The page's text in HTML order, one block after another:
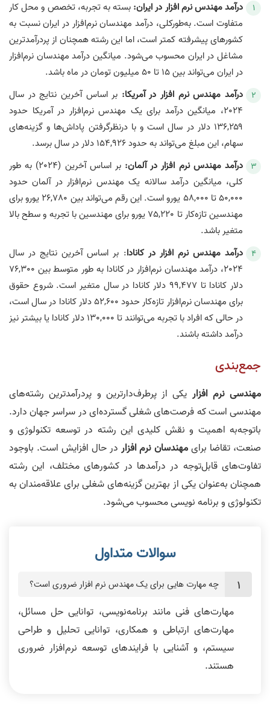
درآمد مهندس نرم‌ افزار در ایران: بسته به تجربه، تخصص و محل کار
متفاوت است. به‌طورکلی، درآمد مهندسان نرم‌افزار در ایران نسبت به
کشورهای پیشرفته کمتر است، اما این رشته همچنان از پردرآمدترین
مشاغل در ایران محسوب می‌شود. میانگین درآمد مهندسان نرم‌افزار
در ایران می‌تواند بین ۱۵ تا ۵۰ میلیون تومان در ماه باشد.
درآمد مهندس نرم‌ افزار در آمریکا: بر اساس آخرین نتایج در سال
2024، میانگین درآمد برای یک مهندس نرم‌افزار در آمریکا حدود
۱۳۶,۲۵۹ دلار در سال است و با درنظرگرفتن پاداش‌ها و گزینه‌های
سهام، این مبلغ می‌تواند به حدود ۱۵۴,۹۲۶ دلار در سال برسد.
درآمد مهندس نرم‌ افزار در آلمان:
بر اساس آخرین (2024) به طور
کلی، میانگین درآمد سالانه یک مهندس نرم‌افزار در آلمان حدود
50,000 تا 58,000 یورو است. این رقم می‌تواند بین 26,780 یورو برای
مهندسین تازه‌کار تا 75,220 یورو برای مهندسین با تجربه و سطح بالا
متغیر باشد.
درآمد مهندس نرم‌ افزار در کانادا: بر اساس آخرین نتایج در سال
2024، درآمد مهندسان نرم‌افزار در کانادا به طور متوسط بین 76,300
دلار کانادا تا 99,477 دلار کانادا در سال متغیر است. شروع حقوق
برای مهندسان نرم‌افزار تازه‌کار حدود 52,600 دلار کانادا در سال است،
در حالی که افراد با تجربه می‌توانند تا 130,000 دلار کانادا یا بیشتر نیز
درآمد داشته باشند.
جمع‌بندی
مهندسی نرم‌ افزار یکی از پرطرف‌دارترین و پردرآمدترین رشته‌های
مهندسی است که فرصت‌های شغلی گسترده‌ای در سراسر جهان دارد.
باتوجه‌به اهمیت و نقش کلیدی این رشته در توسعه تکنولوژی و
صنعت، تقاضا برایمهندسان نرم‌ افزار در حال افزایش است. باوجود
تفاوت‌های قابل‌توجه در درآمدها در کشورهای مختلف، این رشته
همچنان به‌عنوان یکی از بهترین گزینه‌های شغلی برای علاقه‌مندان به
تکنولوژی و برنامه‌ نویسی محسوب می‌شود.
چه مهارت‌ هایی برای یک مهندس نرم‌ افزار ضروری است؟
مهارت‌های فنی مانند برنامه‌نویسی، توانایی حل مسائل،
مهارت‌های ارتباطی و همکاری، توانایی تحلیل و طراحی
سیستم، و آشنایی با فرایندهای توسعه نرم‌افزار ضروری
هستند.